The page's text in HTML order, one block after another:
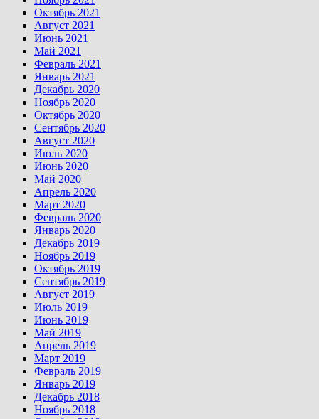
Октябрь 2021
Август 2021
Июнь 2021
Май 2021
Февраль 2021
Январь 2021
Декабрь 2020
Ноябрь 2020
Октябрь 2020
Сентябрь 2020
Август 2020
Июль 2020
Июнь 2020
Май 2020
Апрель 2020
Март 2020
Февраль 2020
Январь 2020
Декабрь 2019
Ноябрь 2019
Октябрь 2019
Сентябрь 2019
Август 2019
Июль 2019
Июнь 2019
Май 2019
Апрель 2019
Март 2019
Февраль 2019
Январь 2019
Декабрь 2018
Ноябрь 2018